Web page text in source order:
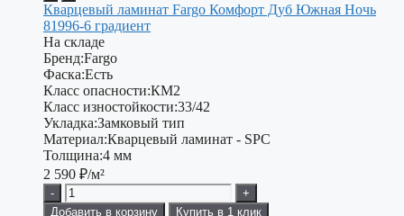
Кварцевый ламинат Fargo Комфорт Дуб Южная Ночь
81996-6 градиент
На складе
Бренд:Fargo
Фаска:Есть
Класс опасности:КМ2
Класс изностойкости:33/42
Укладка:Замковый тип
Материал:Кварцевый ламинат - SPC
Толщина:4 мм
2 590 ₽/м²
-
+
Добавить в корзину
Купить в 1 клик